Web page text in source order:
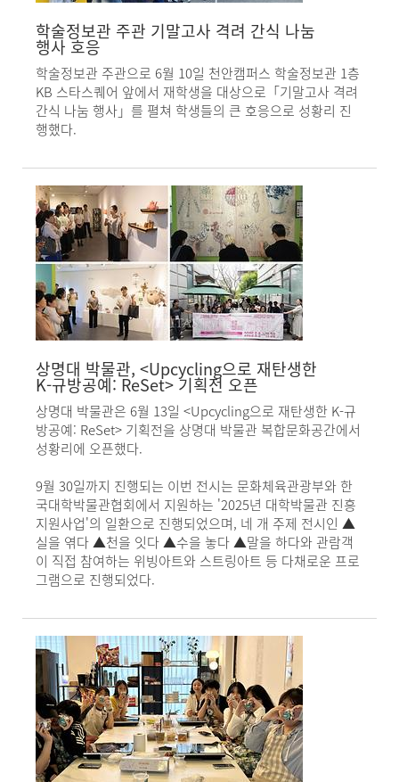
학술정보관 주관 기말고사 격려 간식 나눔
행사 호응
학술정보관 주관으로 6월 10일 천안캠퍼스 학술정보관 1층
KB 스타스퀘어 앞에서 재학생을 대상으로「기말고사 격려
간식 나눔 행사」를 펼쳐 학생들의 큰 호응으로 성황리 진
행했다.
상명대 박물관, <Upcycling으로 재탄생한
K-규방공예: ReSet> 기획전 오픈
상명대 박물관은 6월 13일 <Upcycling으로 재탄생한 K-규
방공예: ReSet> 기획전을 상명대 박물관 복합문화공간에서
성황리에 오픈했다.
9월 30일까지 진행되는 이번 전시는 문화체육관광부와 한
국대학박물관협회에서 지원하는 '2025년 대학박물관 진흥
지원사업'의 일환으로 진행되었으며, 네 개 주제 전시인 ▲
실을 엮다 ▲천을 잇다 ▲수을 놓다 ▲말을 하다와 관람객
이 직접 참여하는 위빙아트와 스트링아트 등 다채로운 프로
그램으로 진행되었다.